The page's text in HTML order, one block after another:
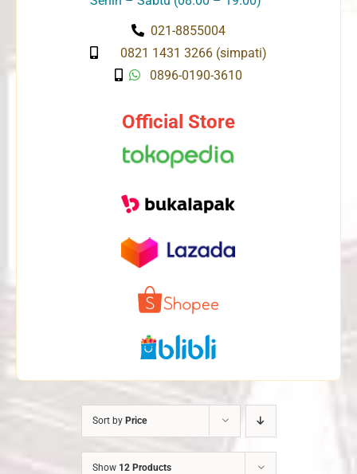
021-8855004
0821 1431 3266 (simpati)
0896-0190-3610
Official Store
Sort by Price
Show 12 Products